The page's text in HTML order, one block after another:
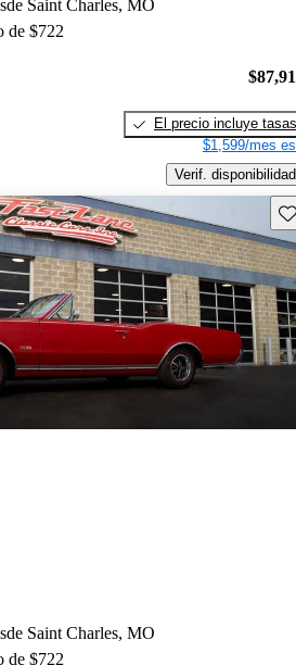
Saint Charles, MO
de $722
El precio incluye tasas
$1,599/mes
Verif. disponibilidad
Saint Charles, MO
de $722